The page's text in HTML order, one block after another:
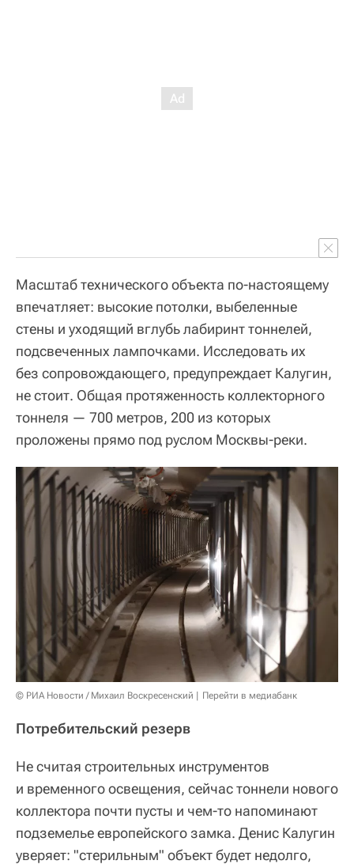
Масштаб технического объекта по-настоящему
впечатляет: высокие потолки, выбеленные
стены и уходящий вглубь лабиринт тоннелей,
подсвеченных лампочками. Исследовать их
без сопровождающего, предупреждает Калугин,
не стоит. Общая протяженность коллекторного
тоннеля — 700 метров, 200 из которых
проложены прямо под руслом Москвы-реки.
© РИА Новости / Михаил Воскресенский Перейти в медиабанк
Потребительский резерв
Не считая строительных инструментов
и временного освещения, сейчас тоннели нового
коллектора почти пусты и чем-то напоминают
подземелье европейского замка. Денис Калугин
уверяет: "стерильным" объект будет недолго,